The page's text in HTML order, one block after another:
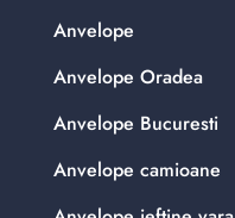
Anvelope
Anvelope Oradea
Anvelope Bucuresti
Anvelope camioane